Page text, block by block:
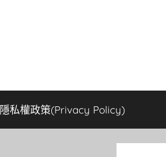
隱私權政策(Privacy Policy)